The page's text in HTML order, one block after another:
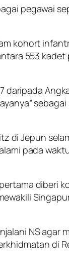
pegawai
kohort
553 kadet
daripada
di Jepun
pada
diberi
NS agar
di